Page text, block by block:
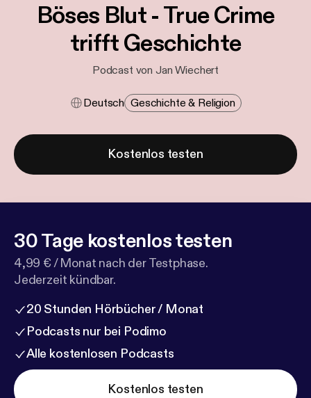
Böses Blut - True Crime
trifft Geschichte
Podcast von Jan Wiechert
Deutsch Geschichte & Religion
Kostenlos testen
30 Tage kostenlos testen
4,99 € / Monat nach der Testphase.
Jederzeit kündbar.
20 Stunden Hörbücher / Monat
Podcasts nur bei Podimo
Alle kostenlosen Podcasts
Kostenlos testen